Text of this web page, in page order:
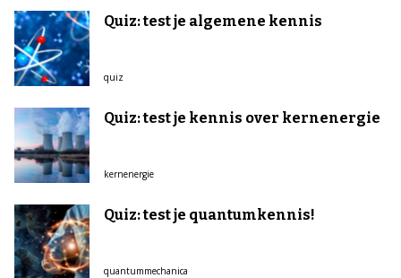
Quiz: test je algemene kennis
quiz
Quiz: test je kennis over kernenergie
kernenergie
Quiz: test je quantumkennis!
quantummechanica